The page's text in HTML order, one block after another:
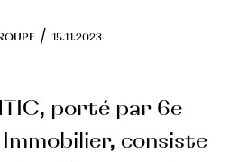
/ 15.11.2023
porté par 6e
Immobilier, consiste